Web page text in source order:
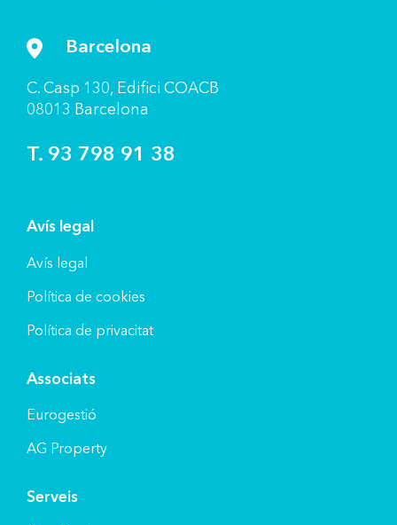
Barcelona
C. Casp 130, Ediﬁci COACB
08013 Barcelona
T. 93 798 91 38
Avís legal
Avís legal
Política de cookies
Política de privacitat
Associats
Eurogestió
AG Property
Serveis